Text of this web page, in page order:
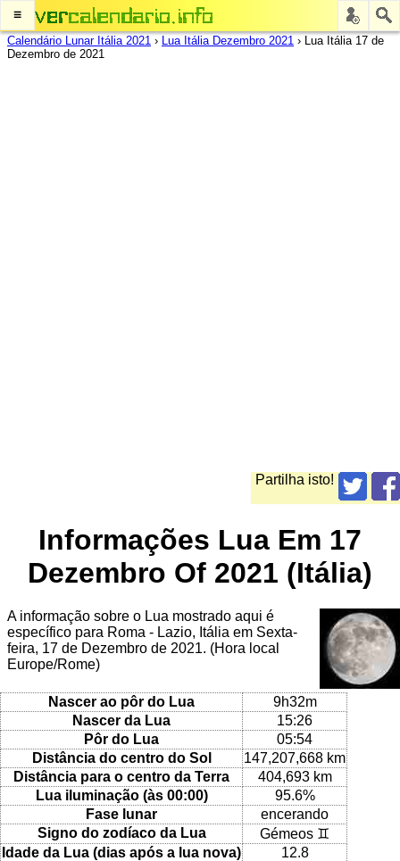
≡
Calendário Lunar Itália 2021 › Lua Itália Dezembro 2021 › Lua Itália 17 de
Dezembro de 2021
Partilha isto!
Informações Lua Em 17
Dezembro Of 2021 (Itália)
A informação sobre o Lua mostrado aqui é
específico para Roma - Lazio, Itália em Sexta-
feira, 17 de Dezembro de 2021. (Hora local
Europe/Rome)
Nascer ao pôr do Lua
9h32m
Nascer da Lua
15:26
Pôr do Lua
05:54
Distância do centro do Sol
147,207,668 km
Distância para o centro da Terra
404,693 km
Lua iluminação (às 00:00)
95.6%
Fase lunar
encerando
Signo do zodíaco da Lua
Gémeos ♊
Idade da Lua (dias após a lua nova)
12.8